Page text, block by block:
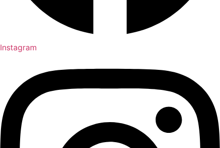
Instagram